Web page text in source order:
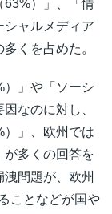
63%）」、「情
シャルメディア
くを占めた。
）」や「ソーシ
なのに対し、
）」、欧州では
が多くの回答を
問題が、欧州
ことなどが国や